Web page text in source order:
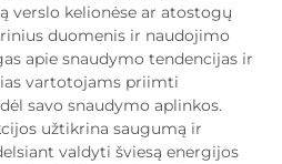
verslo kelionėse ar atostogų
duomenis ir naudojimo
apie snaudymo tendencijas ir
vartotojams priimti
savo snaudymo aplinkos.
užtikrina saugumą ir
valdyti šviesą energijos